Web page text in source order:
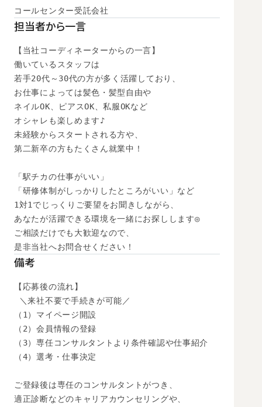
コールセンター受託会社
担当者から一言
【当社コーディネーターからの一言】
働いているスタッフは
若手20代～30代の方が多く活躍しており、
お仕事によっては髪色・髪型自由や
ネイルOK、ピアスOK、私服OKなど
オシャレも楽しめます♪
未経験からスタートされる方や、
第二新卒の方もたくさん就業中！
「駅チカの仕事がいい」
「研修体制がしっかりしたところがいい」など
1対1でじっくりご要望をお聞きしながら、
あなたが活躍できる環境を一緒にお探しします◎
ご相談だけでも大歓迎なので、
是非当社へお問合せください！
備考
【応募後の流れ】
＼来社不要で手続きが可能／
（1）マイページ開設
（2）会員情報の登録
（3）専任コンサルタントより条件確認や仕事紹介
（4）選考・仕事決定
ご登録後は専任のコンサルタントがつき、
適正診断などのキャリアカウンセリングや、